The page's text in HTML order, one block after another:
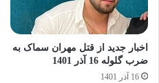
اخبار جدید از قتل مهران سماک به
ضرب گلوله 16 آذر 1401
16 آذر 1401